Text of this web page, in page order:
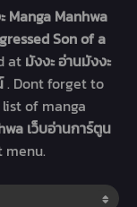
Manga Manhwa
Son of a
at มังงะ อ่านมังงะ
. Dont forget to
of manga
เว็บอ่านการ์ตูน
menu.